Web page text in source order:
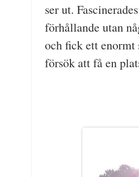
ser ut.
förhållande utan
och fick ett enormt
försök att få en